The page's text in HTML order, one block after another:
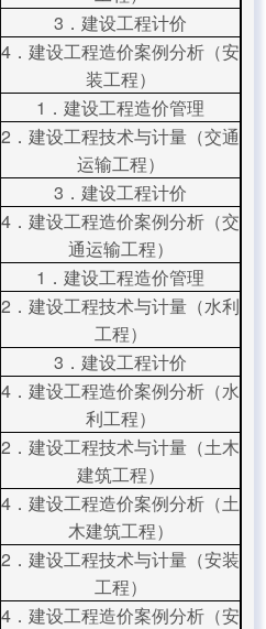
3．建设工程计价
4．建设工程造价案例分析（安
装工程）
1．建设工程造价管理
2．建设工程技术与计量（交通
运输工程）
3．建设工程计价
4．建设工程造价案例分析（交
通运输工程）
1．建设工程造价管理
2．建设工程技术与计量（水利
工程）
3．建设工程计价
4．建设工程造价案例分析（水
利工程）
2．建设工程技术与计量（土木
建筑工程）
4．建设工程造价案例分析（土
木建筑工程）
2．建设工程技术与计量（安装
工程）
4．建设工程造价案例分析（安